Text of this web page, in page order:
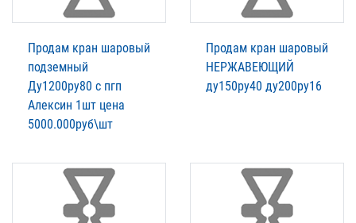
Продам кран шаровый
подземный
Ду1200ру80 с пгп
Алексин 1шт цена
5000.000руб\шт
Продам кран шаровый
НЕРЖАВЕЮЩИЙ
ду150ру40 ду200ру16